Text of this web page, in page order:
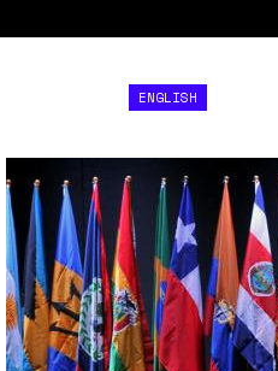
ENGLISH
vii
cumbre
celac.jpg